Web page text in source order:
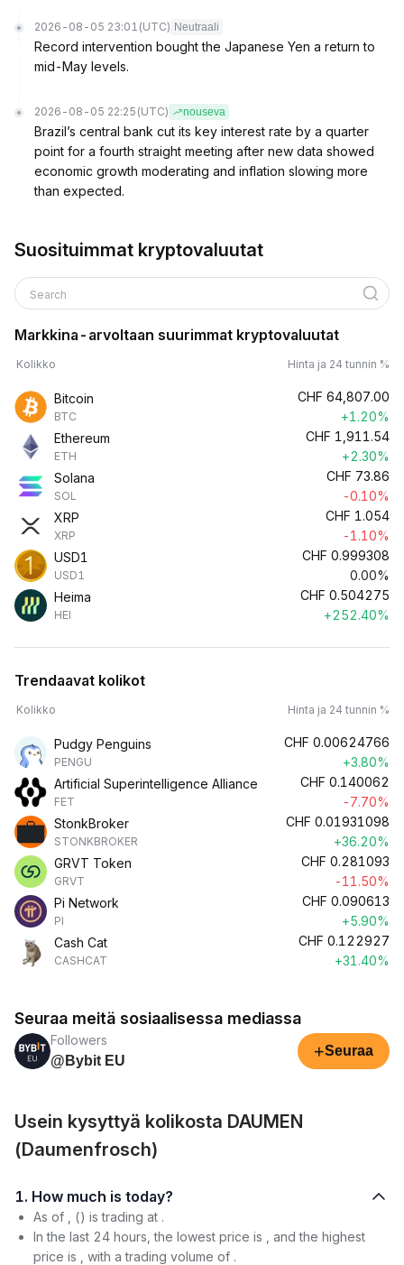
2026-08-05 23:01 (UTC) Neutraali
Record intervention bought the Japanese Yen a return to
mid-May levels.
2026-08-05 22:25 (UTC) nouseva
Brazil’s central bank cut its key interest rate by a quarter
point for a fourth straight meeting after new data showed
economic growth moderating and inflation slowing more
than expected.
Suosituimmat kryptovaluutat
Search
Markkina-arvoltaan suurimmat kryptovaluutat
Kolikko Hinta ja 24 tunnin %
Bitcoin
BTC
CHF 64,807.00
+1.20%
Ethereum
ETH
CHF 1,911.54
+2.30%
Solana
SOL
CHF 73.86
-0.10%
XRP
XRP
CHF 1.054
-1.10%
USD1
USD1
CHF 0.999308
0.00%
Heima
HEI
CHF 0.504275
+252.40%
Trendaavat kolikot
Kolikko Hinta ja 24 tunnin %
Pudgy Penguins
PENGU
CHF 0.00624766
+3.80%
Artificial Superintelligence Alliance
FET
CHF 0.140062
-7.70%
StonkBroker
STONKBROKER
CHF 0.01931098
+36.20%
GRVT Token
GRVT
CHF 0.281093
-11.50%
Pi Network
PI
CHF 0.090613
+5.90%
Cash Cat
CASHCAT
CHF 0.122927
+31.40%
Seuraa meitä sosiaalisessa mediassa
Followers
@Bybit EU
+Seuraa
Usein kysyttyä kolikosta DAUMEN
(Daumenfrosch)
1. How much is today?
As of , () is trading at .
In the last 24 hours, the lowest price is , and the highest
price is , with a trading volume of .